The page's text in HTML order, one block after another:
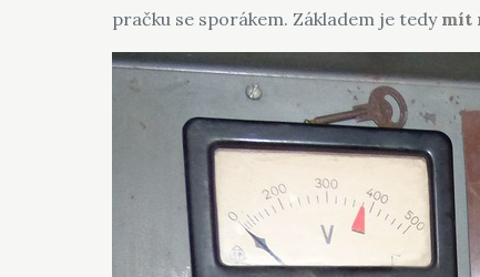
pračku se sporákem. Základem je tedy mít